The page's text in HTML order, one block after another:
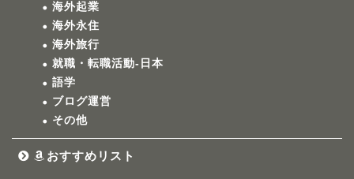
海外起業
海外永住
海外旅行
就職・転職活動-日本
語学
ブログ運営
その他
おすすめリスト